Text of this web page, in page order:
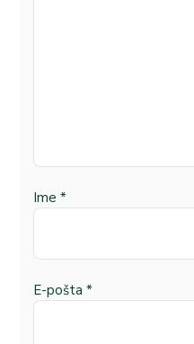
Ime *
E-pošta *